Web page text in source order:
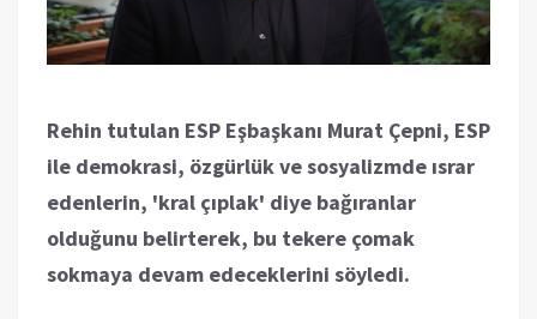
Rehin tutulan ESP Eşbaşkanı Murat Çepni, ESP
ile demokrasi, özgürlük ve sosyalizmde ısrar
edenlerin, 'kral çıplak' diye bağıranlar
olduğunu belirterek, bu tekere çomak
sokmaya devam edeceklerini söyledi.